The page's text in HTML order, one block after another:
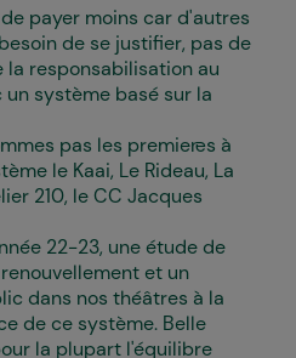
payer moins car d'autres
de se justifier, pas de
responsabilisation au
système basé sur la
pas les premier·es à
le Kaai, Le Rideau, La
210, le CC Jacques
22-23, une étude de
et un
dans nos théâtres à la
de ce système. Belle
la plupart l'équilibre